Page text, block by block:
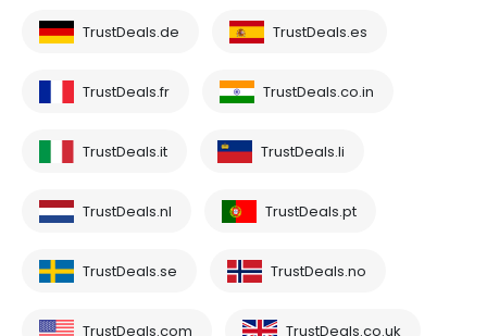
TrustDeals.de TrustDeals.es
TrustDeals.fr TrustDeals.co.in
TrustDeals.it TrustDeals.li
TrustDeals.nl TrustDeals.pt
TrustDeals.se TrustDeals.no
TrustDeals.com TrustDeals.co.uk